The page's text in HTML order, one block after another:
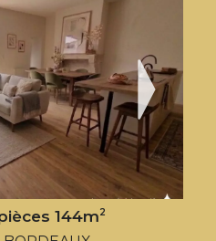
144m2